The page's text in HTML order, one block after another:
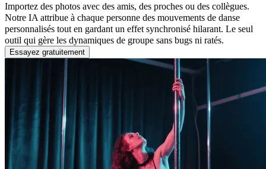
Importez des photos avec des amis, des proches ou des collègues.
Notre IA attribue à chaque personne des mouvements de danse
personnalisés tout en gardant un effet synchronisé hilarant. Le seul
outil qui gère les dynamiques de groupe sans bugs ni ratés.
Essayez gratuitement